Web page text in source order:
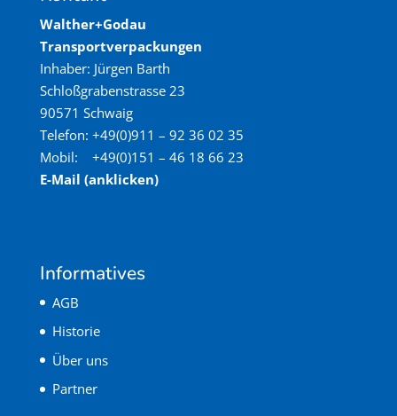
Walther+Godau
Transportverpackungen
Inhaber: Jürgen Barth
Schloßgrabenstrasse 23
90571 Schwaig
Telefon: +49(0)911 – 92 36 02 35
Mobil: +49(0)151 – 46 18 66 23
E-Mail (anklicken)
Informatives
AGB
Historie
Über uns
Partner